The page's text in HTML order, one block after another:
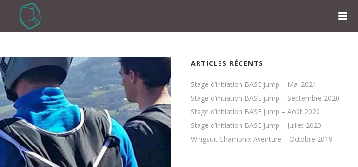
ARTICLES RÉCENTS
Stage d’initiation BASE jump – Mai 2021
Stage d’initiation BASE jump – Septembre 2020
Stage d’initiation BASE jump – Août 2020
Stage d’initiation BASE jump – Juillet 2020
Wingsuit Chamonix Aventure – Octobre 2019